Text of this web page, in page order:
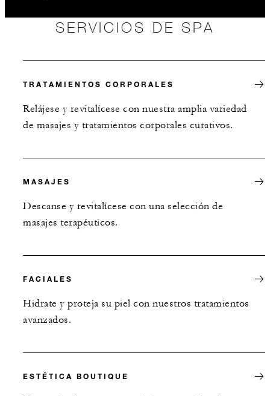
SERVICIOS DE SPA
TRATAMIENTOS CORPORALES
Relájese y revitalícese con nuestra amplia variedad
de masajes y tratamientos corporales curativos.
MASAJES
Descanse y revitalícese con una selección de
masajes terapéuticos.
FACIALES
Hidrate y proteja su piel con nuestros tratamientos
avanzados.
ESTÉTICA BOUTIQUE